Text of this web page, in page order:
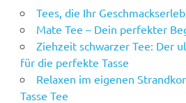
Tees, die Ihr
Mate Tee – Dein perfekter
Ziehzeit schwarzer Tee: Der
für die perfekte Tasse
Relaxen im eigenen
Tasse Tee